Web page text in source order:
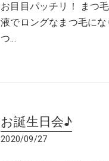
お目目パッチリ！ まつ
液でロングなまつ毛に
つ…
お誕生日会♪
2020/09/27